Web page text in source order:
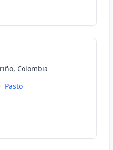
Colombia
Pasto